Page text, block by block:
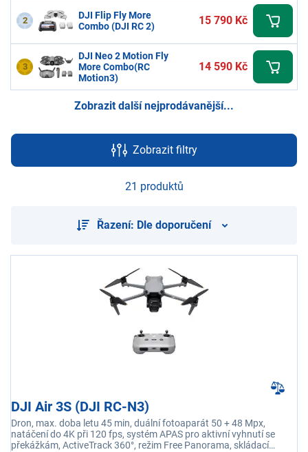
2
DJI Flip Fly More
Combo (DJI RC 2)
15 790 Kč
3
DJI Neo 2 Motion Fly
More Combo(RC
Motion3)
14 590 Kč
Zobrazit další nejprodávanější...
Zobrazit filtry
21 produktů
Řazení: Dle doporučení
DJI Air 3S (DJI RC-N3)
Dron, max. doba letu 45 min, duální fotoaparát 50 + 48 Mpx,
natáčení do 4K při 120 fps, systém APAS pro aktivní vyhnutí se
překážkám, ActiveTrack 360°, režim Free Panorama, skládací